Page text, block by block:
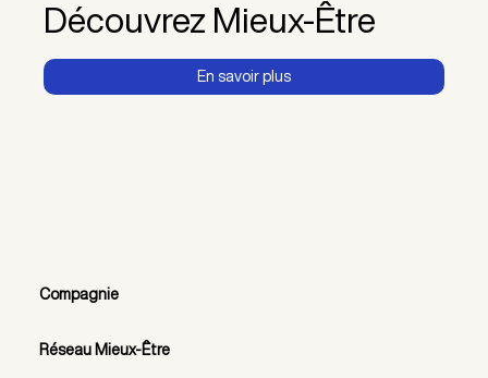
Découvrez Mieux-Être
En savoir plus
Compagnie
Réseau Mieux-Être